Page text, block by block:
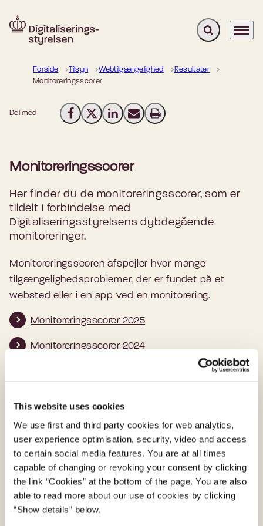
This website uses cookies
We use first and third party cookies for web analytics,
user experience optimisation, security, video and access
to certain social media features. You are at all times
capable of changing or revoking your consent by clicking
the link “Cookies” at the bottom of the page. You are also
able to read more about our use of cookies by clicking
“Show details” below.
Gå til forsiden Fold søgefelt
Menu
Forside Tilsyn Webtilgængelighed
Resultater
Monitoreringsscorer
Del med Del på Facebook
Del på X (Twitter)
Del på LinkedIn
Send email
Print
Monitoreringsscorer
Her finder du de monitoreringsscorer, som er
tildelt i forbindelse med
Digitaliseringsstyrelsens dybdegående
monitoreringer.
Monitoreringsscoren afspejler hvor mange
tilgængelighedsproblemer, der er fundet på et
websted eller i en app ved en monitorering.
Monitoreringsscorer 2025
Monitoreringsscorer 2024
Læs mere om metrikken og monitoreringsscoren
Kontakt
Har du spørgsmål eller kommentarer?
Send mail til team webtilgængelighed